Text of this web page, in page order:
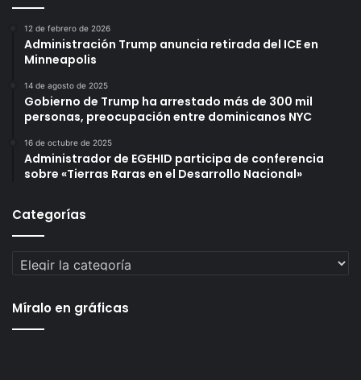
12 de febrero de 2026
Administración Trump anuncia retirada del ICE en
Minneapolis
14 de agosto de 2025
Gobierno de Trump ha arrestado más de 300 mil
personas, preocupación entre dominicanos NYC
16 de octubre de 2025
Administrador de EGEHID participa de conferencia
sobre «Tierras Raras en el Desarrollo Nacional»
Categorías
Categorías
Míralo en gráficas